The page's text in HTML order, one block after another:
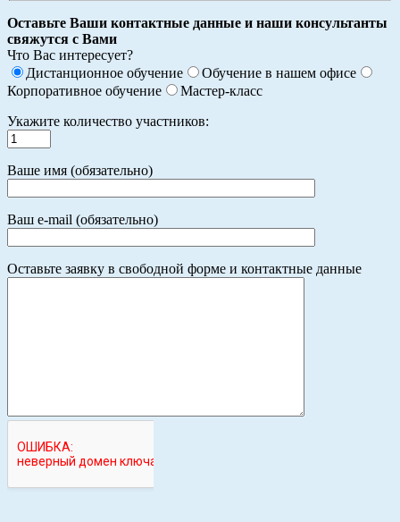
Оставьте Ваши контактные данные и наши консультанты
свяжутся с Вами
Что Вас интересует?
Дистанционное обучение
Обучение в нашем офисе
Корпоративное обучение
Мастер-класс
Укажите количество участников:
Ваше имя (обязательно)
Ваш e-mail (обязательно)
Оставьте заявку в свободной форме и контактные данные